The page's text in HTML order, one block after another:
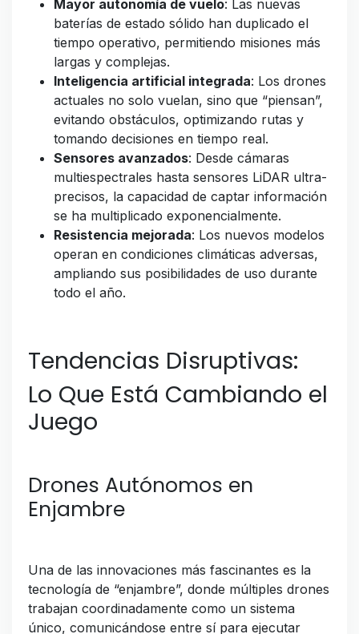
Mayor autonomía de vuelo: Las nuevas
baterías de estado sólido han duplicado el
tiempo operativo, permitiendo misiones más
largas y complejas.
Inteligencia artificial integrada: Los drones
actuales no solo vuelan, sino que “piensan”,
evitando obstáculos, optimizando rutas y
tomando decisiones en tiempo real.
Sensores avanzados: Desde cámaras
multiespectrales hasta sensores LiDAR ultra-
precisos, la capacidad de captar información
se ha multiplicado exponencialmente.
Resistencia mejorada: Los nuevos modelos
operan en condiciones climáticas adversas,
ampliando sus posibilidades de uso durante
todo el año.
Tendencias Disruptivas:
Lo Que Está Cambiando el
Juego
Drones Autónomos en
Enjambre
Una de las innovaciones más fascinantes es la
tecnología de “enjambre”, donde múltiples drones
trabajan coordinadamente como un sistema
único, comunicándose entre sí para ejecutar